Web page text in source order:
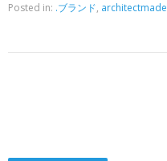
Posted in: .ブランド, architectmade